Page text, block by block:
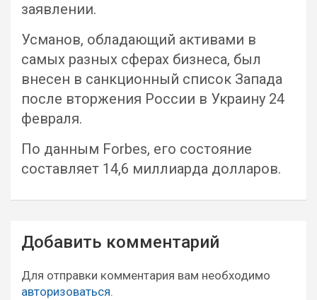
заявлении.
Усманов, обладающий активами в
самых разных сферах бизнеса, был
внесен в санкционный список Запада
после вторжения России в Украину 24
февраля.
По данным Forbes, его состояние
составляет 14,6 миллиарда долларов.
Навигация
по
записям
Добавить комментарий
Для отправки комментария вам необходимо
авторизоваться.